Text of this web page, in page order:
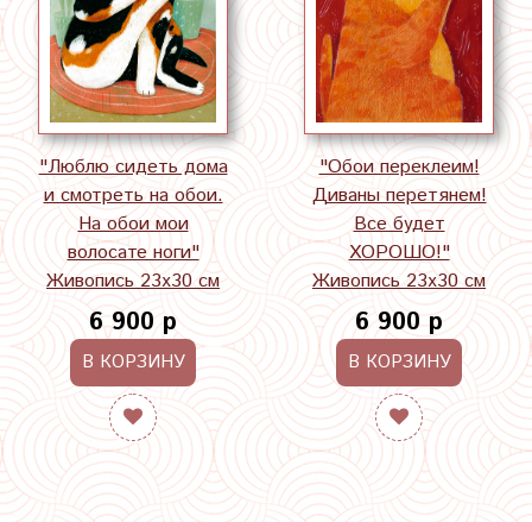
"Люблю сидеть дома
и смотреть на обои.
На обои мои
волосате ноги"
Живопись 23х30 см
6 900 р
В КОРЗИНУ
"Обои переклеим!
Диваны перетянем!
Все будет
ХОРОШО!"
Живопись 23х30 см
6 900 р
В КОРЗИНУ